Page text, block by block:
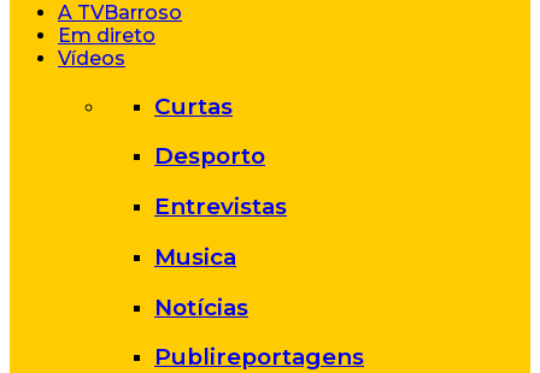
A TVBarroso
Em direto
Vídeos
Curtas
Desporto
Entrevistas
Musica
Notícias
Publireportagens